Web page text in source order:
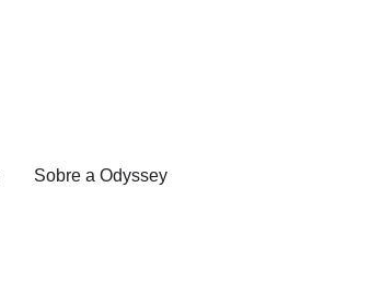
Sobre a Odyssey